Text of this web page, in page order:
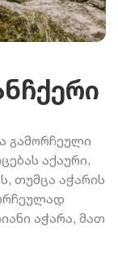
გამორჩეული
აქაური,
თუმცა აჭარის
აჭარა, მათ